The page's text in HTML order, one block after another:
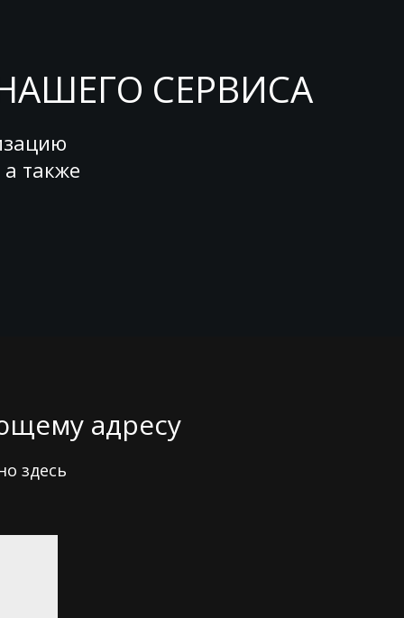
СЕРВИСА
также
адресу
здесь